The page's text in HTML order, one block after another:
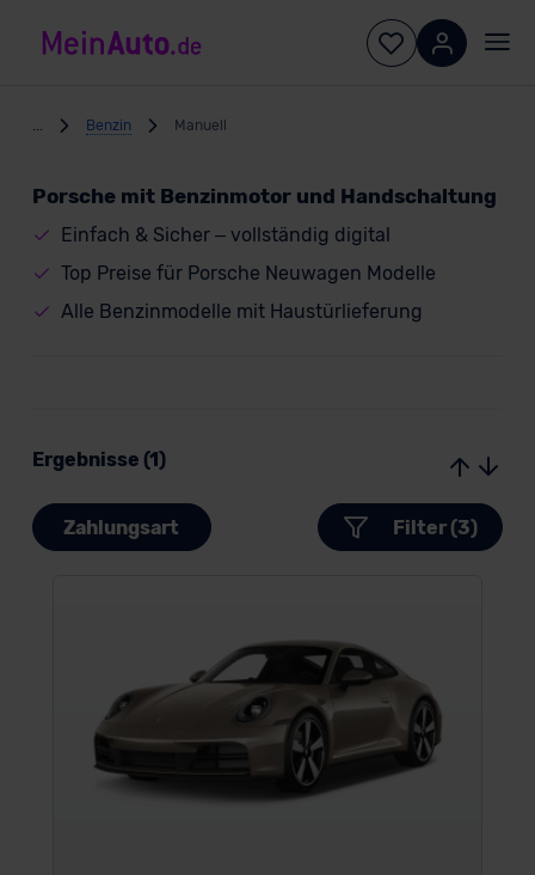
Benzin Manuell
Porsche mit Benzinmotor und Handschaltung
Einfach & Sicher – vollständig digital
Top Preise für Porsche Neuwagen Modelle
Alle Benzinmodelle mit Haustürlieferung
Ergebnisse (1)
Zahlungsart Filter (3)